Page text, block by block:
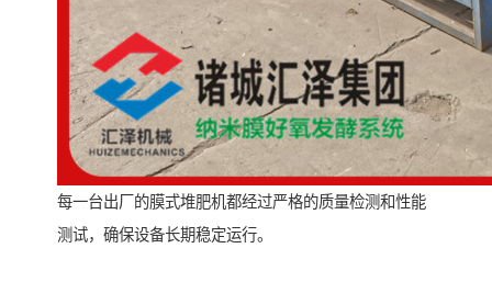
每一台出厂的膜式堆肥机都经过严格的质量检测和性能
测试，确保设备长期稳定运行。